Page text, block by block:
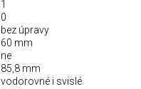
1
0
bez úpravy
60 mm
ne
85,8 mm
vodorovné i svislé